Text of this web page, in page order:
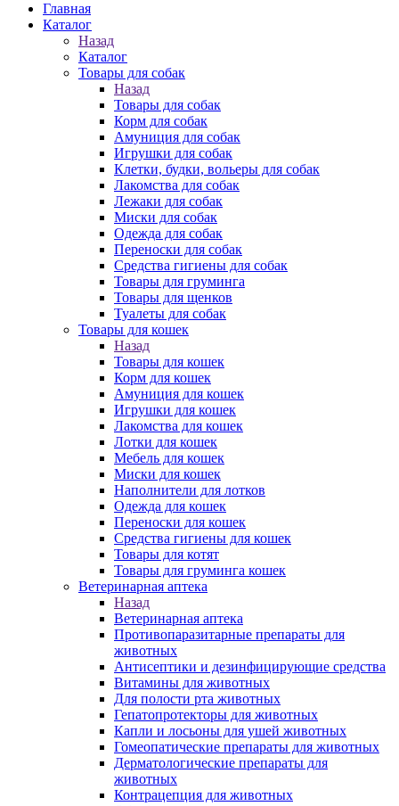
Главная
Каталог
Назад
Каталог
Товары для собак
Назад
Товары для собак
Корм для собак
Амуниция для собак
Игрушки для собак
Клетки, будки, вольеры для собак
Лакомства для собак
Лежаки для собак
Миски для собак
Одежда для собак
Переноски для собак
Средства гигиены для собак
Товары для груминга
Товары для щенков
Туалеты для собак
Товары для кошек
Назад
Товары для кошек
Корм для кошек
Амуниция для кошек
Игрушки для кошек
Лакомства для кошек
Лотки для кошек
Мебель для кошек
Миски для кошек
Наполнители для лотков
Одежда для кошек
Переноски для кошек
Средства гигиены для кошек
Товары для котят
Товары для груминга кошек
Ветеринарная аптека
Назад
Ветеринарная аптека
Противопаразитарные препараты для
животных
Антисептики и дезинфицирующие средства
Витамины для животных
Для полости рта животных
Гепатопротекторы для животных
Капли и лосьоны для ушей животных
Гомеопатические препараты для животных
Дерматологические препараты для
животных
Контрацепция для животных